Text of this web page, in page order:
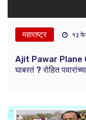
महाराष्ट्र १३
Ajit Pawar Plane
घाबरतं ? रोहित